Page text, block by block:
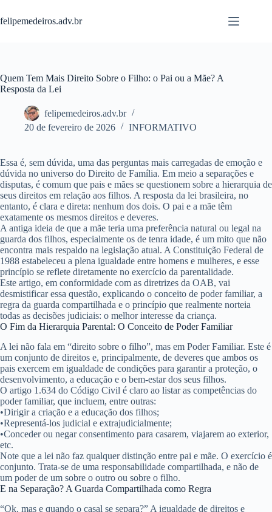
para
o
felipemedeiros.adv.br
Quem Tem Mais Direito Sobre o Filho: o Pai ou a Mãe? A
Resposta da Lei
felipemedeiros.adv.br
20 de fevereiro de 2026
INFORMATIVO
Essa é, sem dúvida, uma das perguntas mais carregadas de emoção e
dúvida no universo do Direito de Família. Em meio a separações e
disputas, é comum que pais e mães se questionem sobre a hierarquia de
seus direitos em relação aos filhos. A resposta da lei brasileira, no
entanto, é clara e direta: nenhum dos dois. O pai e a mãe têm
exatamente os mesmos direitos e deveres.
A antiga ideia de que a mãe teria uma preferência natural ou legal na
guarda dos filhos, especialmente os de tenra idade, é um mito que não
encontra mais respaldo na legislação atual. A Constituição Federal de
1988 estabeleceu a plena igualdade entre homens e mulheres, e esse
princípio se reflete diretamente no exercício da parentalidade.
Este artigo, em conformidade com as diretrizes da OAB, vai
desmistificar essa questão, explicando o conceito de poder familiar, a
regra da guarda compartilhada e o princípio que realmente norteia
todas as decisões judiciais: o melhor interesse da criança.
O Fim da Hierarquia Parental: O Conceito de Poder Familiar
A lei não fala em “direito sobre o filho”, mas em Poder Familiar. Este é
um conjunto de direitos e, principalmente, de deveres que ambos os
pais exercem em igualdade de condições para garantir a proteção, o
desenvolvimento, a educação e o bem-estar dos seus filhos.
O artigo 1.634 do Código Civil é claro ao listar as competências do
poder familiar, que incluem, entre outras:
•Dirigir a criação e a educação dos filhos;
•Representá-los judicial e extrajudicialmente;
•Conceder ou negar consentimento para casarem, viajarem ao exterior,
etc.
Note que a lei não faz qualquer distinção entre pai e mãe. O exercício é
conjunto. Trata-se de uma responsabilidade compartilhada, e não de
um poder de um sobre o outro ou sobre o filho.
E na Separação? A Guarda Compartilhada como Regra
“Ok, mas e quando o casal se separa?” A igualdade de direitos e